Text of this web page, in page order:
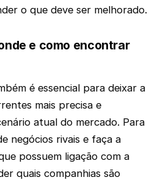
o que deve ser melhorado.
e como encontrar
é essencial para deixar a
mais precisa e
atual do mercado. Para
negócios rivais e faça a
possuem ligação com a
quais companhias são